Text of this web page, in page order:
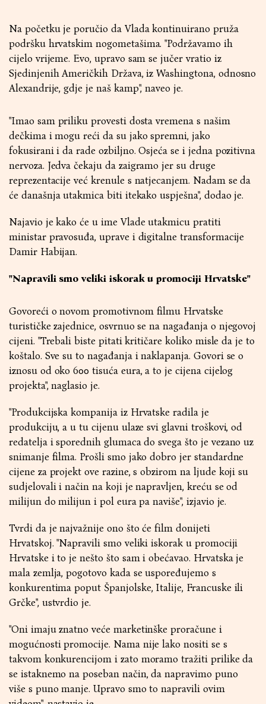
Na početku je poručio da Vlada kontinuirano pruža
podršku hrvatskim nogometašima. "Podržavamo ih
cijelo vrijeme. Evo, upravo sam se jučer vratio iz
Sjedinjenih Američkih Država, iz Washingtona, odnosno
Alexandrije, gdje je naš kamp", naveo je.
"Imao sam priliku provesti dosta vremena s našim
dečkima i mogu reći da su jako spremni, jako
fokusirani i da rade ozbiljno. Osjeća se i jedna pozitivna
nervoza. Jedva čekaju da zaigramo jer su druge
reprezentacije već krenule s natjecanjem. Nadam se da
će današnja utakmica biti itekako uspješna", dodao je.
Najavio je kako će u ime Vlade utakmicu pratiti
ministar pravosuđa, uprave i digitalne transformacije
Damir Habijan.
"Napravili smo veliki iskorak u promociji Hrvatske"
Govoreći o novom promotivnom filmu Hrvatske
turističke zajednice, osvrnuo se na nagađanja o njegovoj
cijeni. "Trebali biste pitati kritičare koliko misle da je to
koštalo. Sve su to nagađanja i naklapanja. Govori se o
iznosu od oko 600 tisuća eura, a to je cijena cijelog
projekta", naglasio je.
"Produkcijska kompanija iz Hrvatske radila je
produkciju, a u tu cijenu ulaze svi glavni troškovi, od
redatelja i sporednih glumaca do svega što je vezano uz
snimanje filma. Prošli smo jako dobro jer standardne
cijene za projekt ove razine, s obzirom na ljude koji su
sudjelovali i način na koji je napravljen, kreću se od
milijun do milijun i pol eura pa naviše", izjavio je.
Tvrdi da je najvažnije ono što će film donijeti
Hrvatskoj. "Napravili smo veliki iskorak u promociji
Hrvatske i to je nešto što sam i obećavao. Hrvatska je
mala zemlja, pogotovo kada se uspoređujemo s
konkurentima poput Španjolske, Italije, Francuske ili
Grčke", ustvrdio je.
"Oni imaju znatno veće marketinške proračune i
mogućnosti promocije. Nama nije lako nositi se s
takvom konkurencijom i zato moramo tražiti prilike da
se istaknemo na poseban način, da napravimo puno
više s puno manje. Upravo smo to napravili ovim